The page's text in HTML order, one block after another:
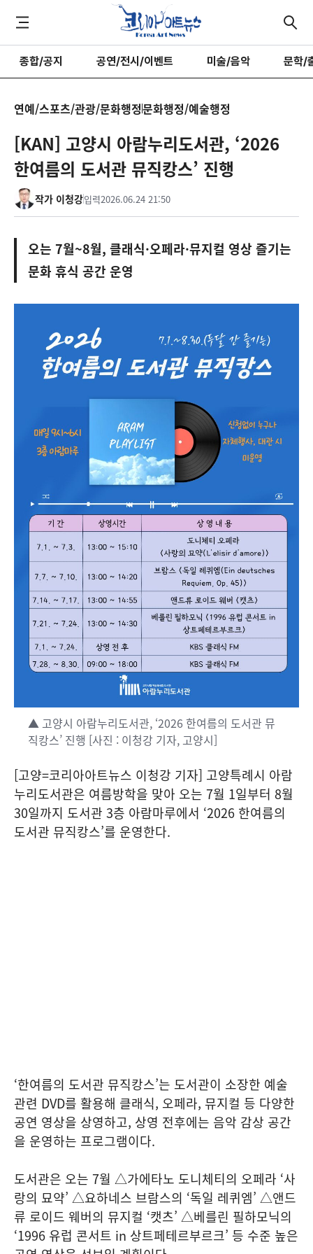
종합/공지 공연/전시/이벤트 미술/음악 문학/
연예/스포츠/관광/문화행정문화행정/예술행정
[KAN] 고양시 아람누리도서관, ‘2026
한여름의 도서관 뮤직캉스’ 진행
작가 이청강입력2026.06.24 21:50
오는 7월~8월, 클래식·오페라·뮤지컬 영상 즐기는
문화 휴식 공간 운영
▲ 고양시 아람누리도서관, ‘2026 한여름의 도서관 뮤
직캉스’ 진행 [사진 : 이청강 기자, 고양시]
[고양=코리아아트뉴스 이청강 기자] 고양특례시 아람
누리도서관은 여름방학을 맞아 오는 7월 1일부터 8월
30일까지 도서관 3층 아람마루에서 ‘2026 한여름의
도서관 뮤직캉스’를 운영한다.
‘한여름의 도서관 뮤직캉스’는 도서관이 소장한 예술
관련 DVD를 활용해 클래식, 오페라, 뮤지컬 등 다양한
공연 영상을 상영하고, 상영 전후에는 음악 감상 공간
을 운영하는 프로그램이다.
도서관은 오는 7월 △가에타노 도니체티의 오페라 ‘사
랑의 묘약’ △요하네스 브람스의 ‘독일 레퀴엠’ △앤드
류 로이드 웨버의 뮤지컬 ‘캣츠’ △베를린 필하모닉의
‘1996 유럽 콘서트 in 상트페테르부르크’ 등 수준 높은